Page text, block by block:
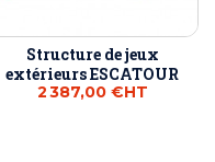
Structure de jeux
extérieurs ESCATOUR
2 387,00 €HT